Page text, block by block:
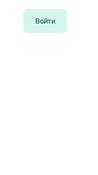
Войти